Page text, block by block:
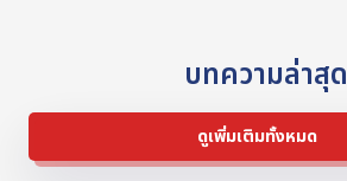
บทความล่าสุด
ดูเพิ่มเติมทั้งหมด